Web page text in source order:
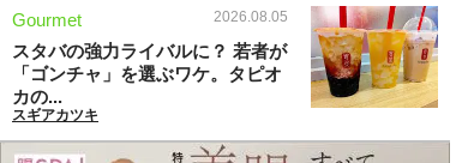
Gourmet 2026.08.05
スタバの強力ライバルに？ 若者が
「ゴンチャ」を選ぶワケ。タピオ
カの...
スギアカツキ